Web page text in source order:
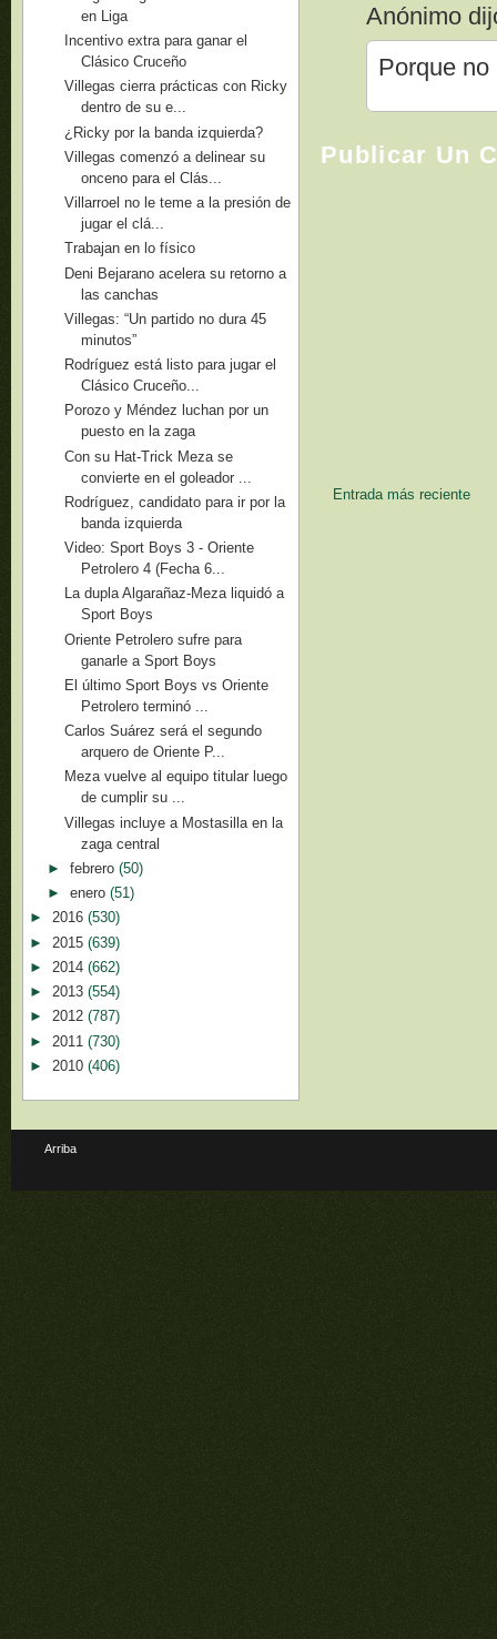
Anónimo
Porque
Publicar Un
Entrada más reciente
en Liga
Incentivo extra para ganar el
Clásico Cruceño
Villegas cierra prácticas con Ricky
dentro de su e...
¿Ricky por la banda izquierda?
Villegas comenzó a delinear su
onceno para el Clás...
Villarroel no le teme a la presión de
jugar el clá...
Trabajan en lo físico
Deni Bejarano acelera su retorno a
las canchas
Villegas: “Un partido no dura 45
minutos”
Rodríguez está listo para jugar el
Clásico Cruceño...
Porozo y Méndez luchan por un
puesto en la zaga
Con su Hat-Trick Meza se
convierte en el goleador ...
Rodríguez, candidato para ir por la
banda izquierda
Video: Sport Boys 3 - Oriente
Petrolero 4 (Fecha 6...
La dupla Algarañaz-Meza liquidó a
Sport Boys
Oriente Petrolero sufre para
ganarle a Sport Boys
El último Sport Boys vs Oriente
Petrolero terminó ...
Carlos Suárez será el segundo
arquero de Oriente P...
Meza vuelve al equipo titular luego
de cumplir su ...
Villegas incluye a Mostasilla en la
zaga central
► febrero (50)
► enero (51)
► 2016 (530)
► 2015 (639)
► 2014 (662)
► 2013 (554)
► 2012 (787)
► 2011 (730)
► 2010 (406)
Arriba